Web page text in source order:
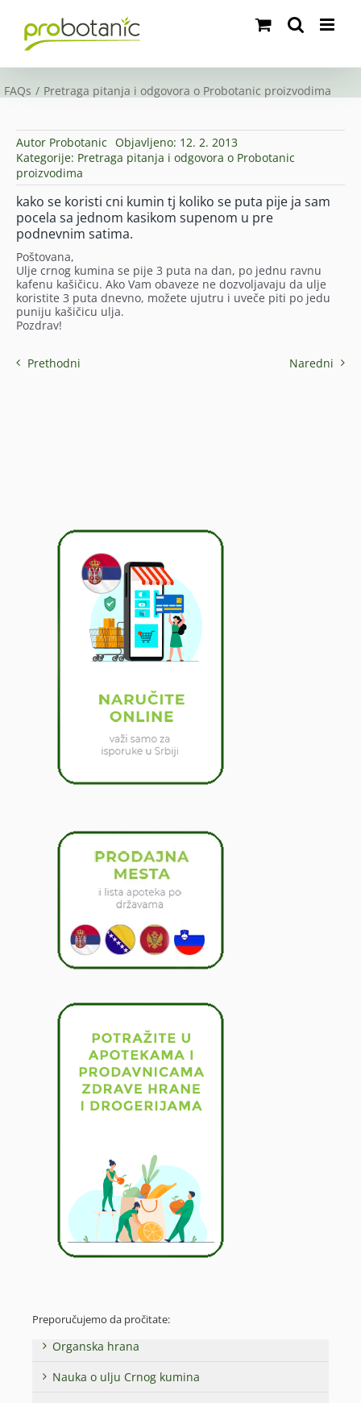
content
FAQs Pretraga pitanja i odgovora o Probotanic proizvodima
Autor Probotanic Objavljeno: 12. 2. 2013
Kategorije: Pretraga pitanja i odgovora o Probotanic
proizvodima
kako se koristi cni kumin tj koliko se puta pije ja sam
pocela sa jednom kasikom supenom u pre
podnevnim satima.
Poštovana,
Ulje crnog kumina se pije 3 puta na dan, po jednu ravnu
kafenu kašičicu. Ako Vam obaveze ne dozvoljavaju da ulje
koristite 3 puta dnevno, možete ujutru i uveče piti po jedu
puniju kašičicu ulja.
Pozdrav!
Prethodni Naredni
Preporučujemo da pročitate:
Organska hrana
Nauka o ulju Crnog kumina